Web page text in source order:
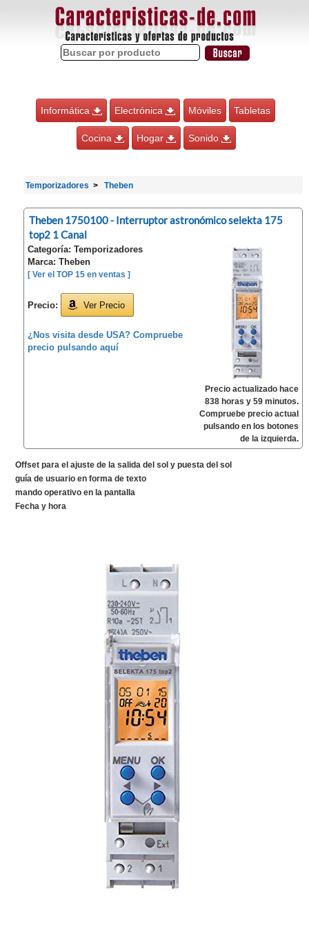
Informática Electrónica Móviles Tabletas
Cocina Hogar Sonido
Temporizadores Theben
Theben 1750100 - Interruptor astronómico selekta 175
top2 1 Canal
Categoría: Temporizadores
Marca: Theben
[ Ver el TOP 15 en ventas ]
Precio: Ver Precio
¿Nos visita desde USA? Compruebe
precio pulsando aquí
Precio actualizado hace
838 horas y 59 minutos.
Compruebe precio actual
pulsando en los botones
de la izquierda.
Offset para el ajuste de la salida del sol y puesta del sol
guía de usuario en forma de texto
mando operativo en la pantalla
Fecha y hora